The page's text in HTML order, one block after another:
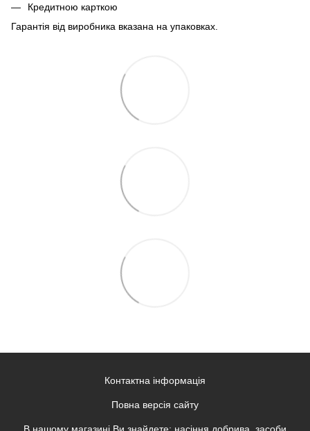
Кредитною карткою
Гарантія від виробника вказана на упаковках.
Контактна інформація
Повна версія сайту
В нашому магазині Ви знайдете: насіння,добрива, засоби